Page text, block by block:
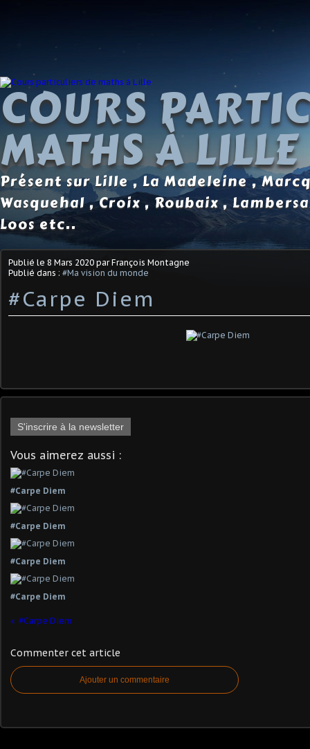
COURS
MATHS À LILLE
Présent sur Lille , La Madeleine ,
Wasquehal , Croix , Roubaix ,
Loos etc..
Publié le 8 Mars 2020 par François Montagne
Publié dans : #Ma vision du monde
#Carpe Diem
S'inscrire à la newsletter
Vous aimerez aussi :
#Carpe Diem
#Carpe Diem
#Carpe Diem
#Carpe Diem
#Carpe Diem
Commenter cet article
Ajouter un commentaire